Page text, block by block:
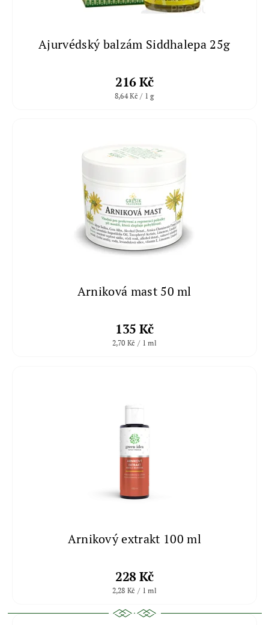
Ajurvédský balzám Siddhalepa 25g
216 Kč
8,64 Kč / 1 g
Arniková mast 50 ml
135 Kč
2,70 Kč / 1 ml
Arnikový extrakt 100 ml
228 Kč
2,28 Kč / 1 ml